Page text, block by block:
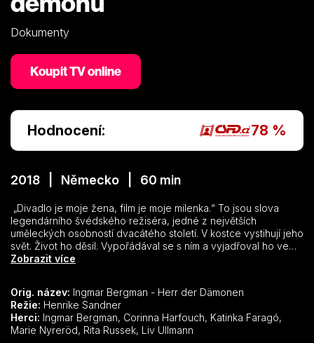
Dokumenty
Koupit TV online
Hodnocení: 78 %
2018 | Německo | 60 min
„Divadlo je moje žena, film je moje milenka.“ To jsou slova
legendárního švédského režiséra, jedné z největších
uměleckých osobností dvacátého století. V kostce vystihují jeho
svět. Život ho děsil. Vypořádával se s ním a vyjadřoval ho ve
svých filmech a divadelních hrách, které inscenoval. Divadlo a
navrhnout a utvářet kulisy. Život a práce byly pro Ingmara
stejné. Práce s ním byla náročná, od každého očekával, že
bude čelit svým limitům, stejně jako on sám. V dnešním
dokumentu promluví lidé, kteří mu byli nejblíže, včetně jeho
Zobrazit více
Orig. název: Ingmar Bergman - Herr der Dämonen
Režie: Henrike Sandner
Herci:
Marie Nyreröd, Rita Russek, Liv Ullmann